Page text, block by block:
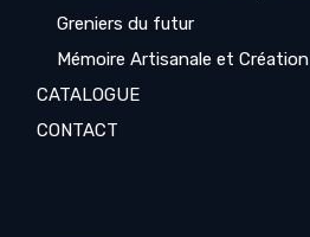
Greniers du futur
Mémoire Artisanale et Création
CATALOGUE
CONTACT